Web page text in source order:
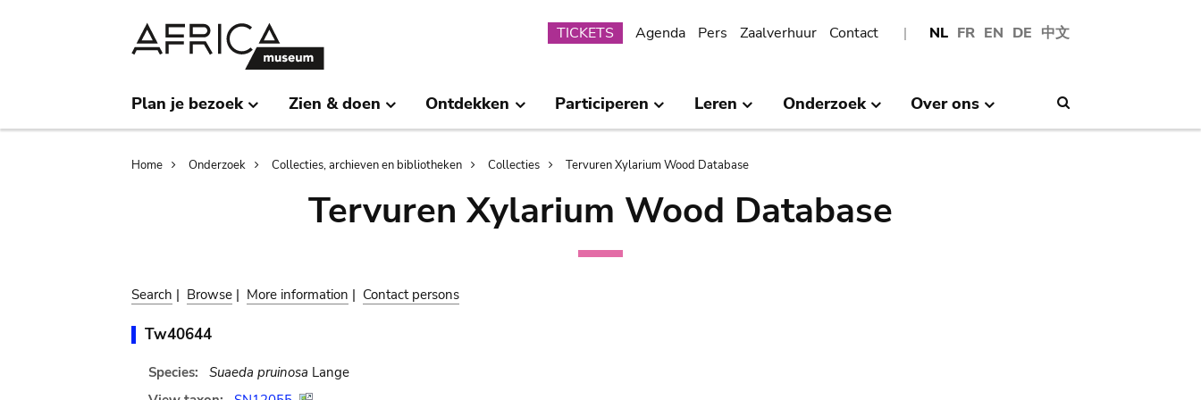
NL FR EN DE 中文
Submenu
TICKETS Agenda Pers Zaalverhuur Contact
Plan je bezoek Zien & doen Ontdekken Participeren Leren Onderzoek Over ons
Breadcrumb
Home Onderzoek Collecties, archieven en bibliotheken Collecties Tervuren Xylarium Wood Database
Tervuren Xylarium Wood Database
Search | Browse | More information | Contact persons
Tw40644
Species: Suaeda pruinosa Lange